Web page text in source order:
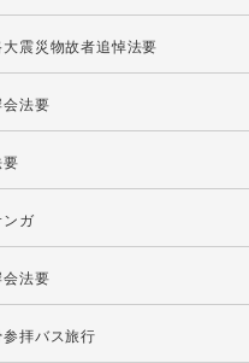
震災物故者追悼法要
法要
ガ
法要
拝バス旅行